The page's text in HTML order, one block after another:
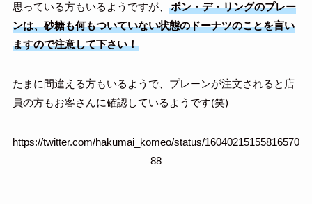
思っている方もいるようですが、
ポン・デ・リングのプレー
ンは、砂糖も何もついていない状態のドーナツのことを言い
ますので注意して下さい！
たまに間違える方もいるようで、プレーンが注文されると店
員の方もお客さんに確認しているようです(笑)
https://twitter.com/hakumai_komeo/status/16040215155816570
88